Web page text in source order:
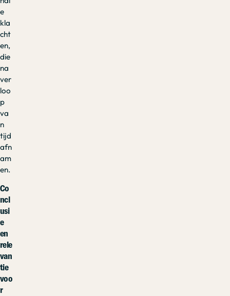
e
kla
cht
en,
die
na
ver
loo
p
va
n
tijd
afn
am
en.
Co
ncl
usi
e
en
rele
van
tie
voo
r